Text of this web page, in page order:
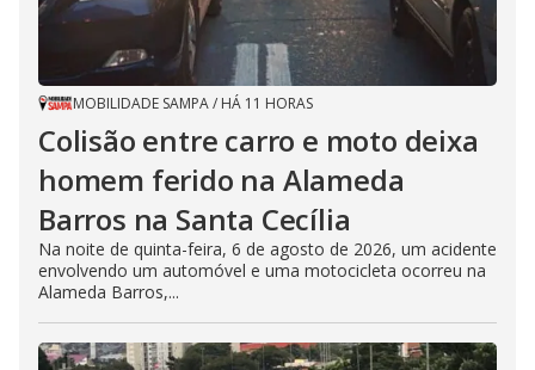
MOBILIDADE SAMPA/ HÁ 11 HORAS
Colisão entre carro e moto deixa
homem ferido na Alameda
Barros na Santa Cecília
Na noite de quinta-feira, 6 de agosto de 2026, um acidente
envolvendo um automóvel e uma motocicleta ocorreu na
Alameda Barros,...